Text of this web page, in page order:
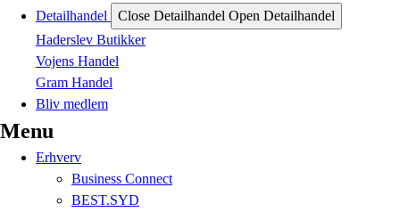
Detailhandel
Close Detailhandel Open Detailhandel
Haderslev Butikker
Vojens Handel
Gram Handel
Bliv medlem
Menu
Erhverv
Business Connect
BEST.SYD